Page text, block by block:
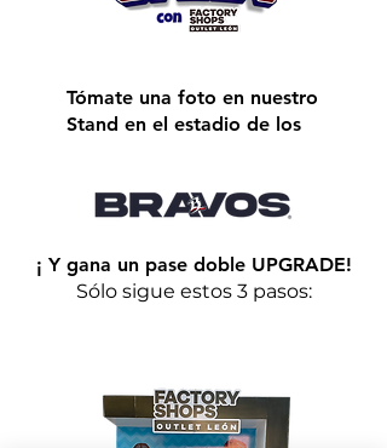
Tómate una foto en nuestro
Stand en el estadio de los
¡ Y gana un pase doble UPGRADE!
​Sólo sigue estos 3 pasos: